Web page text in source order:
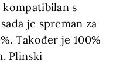
kompatibilan s
je spreman za
Također je 100%
Plinski